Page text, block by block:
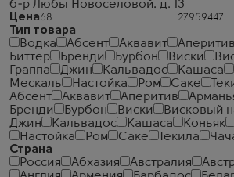
б-р Любы Новосёловой. д. 13
Цена
Тип товара
Водка
Абсент Аквавит Аперитив
Биттер
Бренди Бурбон Виски
Граппа
Джин Кальвадос Кашаса
Мескаль
Настойка Ром Саке
Абсент
Аквавит Аперитив
Бренди
Бурбон Виски Висковый
Джин
Кальвадос Кашаса Коньяк
Настойка
Ром Саке Текила
Страна
Россия
Абхазия Австралия